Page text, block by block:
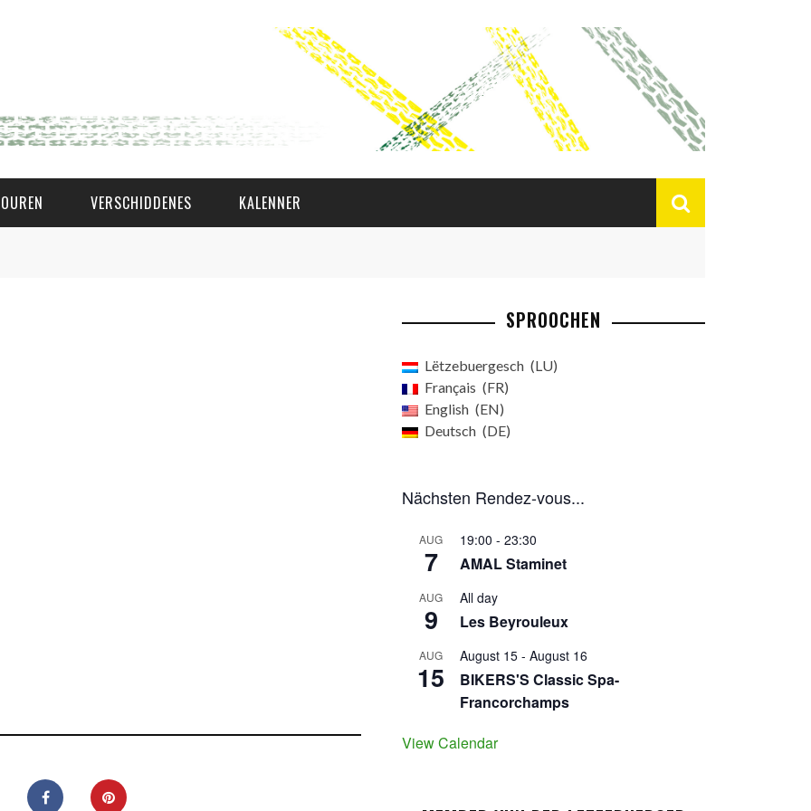
VERSCHIDDENES KALENNER
SPROOCHEN
Lëtzebuergesch
LU
Français
FR
English
EN
Deutsch
DE
Nächsten Rendez-vous...
AUG
7
19:00 - 23:30
AMAL Staminet
AUG
9
All day
Les Beyrouleux
AUG
15
August 15 - August 16
BIKERS'S Classic Spa-
Francorchamps
View Calendar